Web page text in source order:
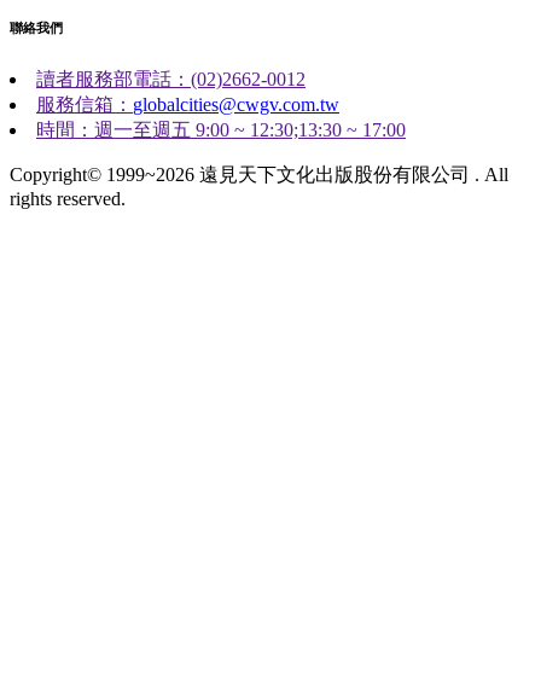
聯絡我們
讀者服務部電話：(02)2662-0012
服務信箱： globalcities@cwgv.com.tw
時間：週一至週五 9:00 ~ 12:30;13:30 ~ 17:00
Copyright© 1999~2026 遠見天下文化出版股份有限公司 . All
rights reserved.